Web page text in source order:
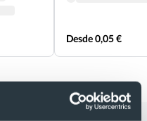
Desde 0,05 €